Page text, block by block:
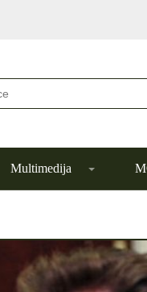
Multimedija